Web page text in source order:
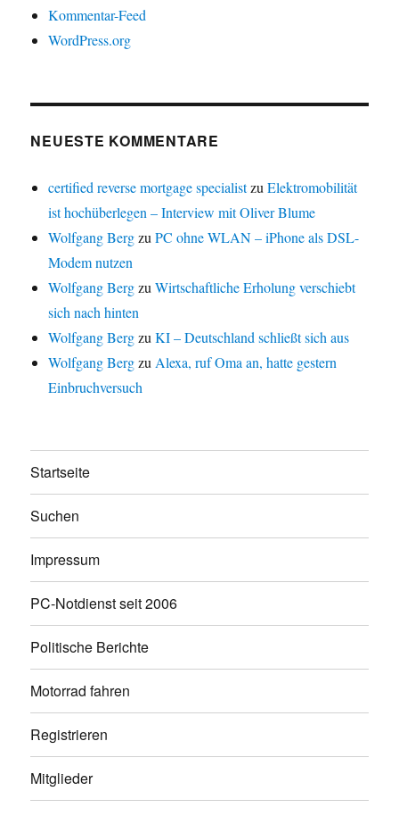
Kommentar-Feed
WordPress.org
NEUESTE KOMMENTARE
certified reverse mortgage specialistzuElektromobilität
ist hochüberlegen – Interview mit Oliver Blume
Wolfgang BergzuPC ohne WLAN – iPhone als DSL-
Modem nutzen
Wolfgang BergzuWirtschaftliche Erholung verschiebt
sich nach hinten
Wolfgang BergzuKI – Deutschland schließt sich aus
Wolfgang Bergzu Alexa, ruf Oma an, hatte gestern
Einbruchversuch
Startseite
Suchen
Impressum
PC-Notdienst seit 2006
Politische Berichte
Motorrad fahren
Registrieren
Mitglieder